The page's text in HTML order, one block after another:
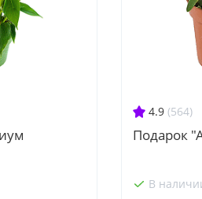
4.9 (564)
Подарок
В